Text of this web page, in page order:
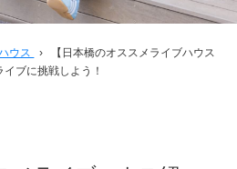
ウス ›
【日本橋のオススメライブハウス
ブに挑戦しよう！